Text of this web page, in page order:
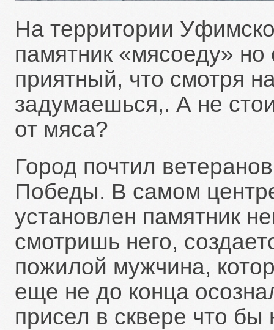
На территории
памятник «мясоеду» но
приятный, что смотря
задумаешься,. А не
от мяса?
Город почтил
Победы. В самом
установлен памятник
смотришь него,
пожилой мужчина,
еще не до конца
присел в сквере что бы